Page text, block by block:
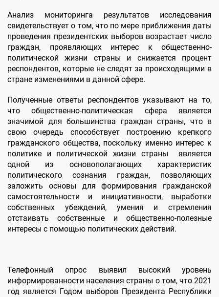
Анализ мониторинга результатов исследования
свидетельствует о том, что по мере приближения даты
проведения президентских выборов возрастает число
граждан, проявляющих интерес к общественно-
политической жизни страны и снижается процент
респондентов, которые не следят за происходящими в
стране изменениями в данной сфере.
Полученные ответы респондентов указывают на то,
что общественно-политическая сфера является
значимой для большинства граждан страны, что в
свою очередь способствует построению крепкого
гражданского общества, поскольку именно интерес к
политике и политической жизни страны является
одной из основополагающих характеристик
политического сознания граждан, позволяющих
заложить основы для формирования гражданской
самостоятельности и инициативности, выработки
собственных убеждений, умения и стремления
отстаивать собственные и общественно-полезные
интересы с помощью политических действий.
Телефонный опрос выявил высокий уровень
информированности населения страны о том, что 2021
год является Годом выборов Президента Республики